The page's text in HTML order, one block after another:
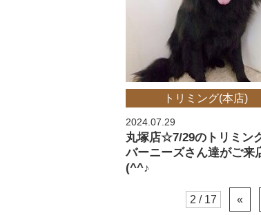
トリミング(本店)
2024.07.29
丸塚店☆7/29のトリミン
バーニーズさん達がご来
(^^♪
2 / 17 «